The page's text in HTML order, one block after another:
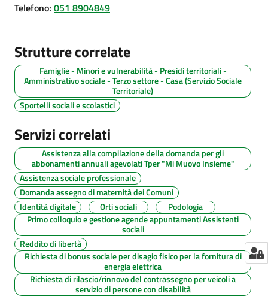
su
Telefono: 051 8904849
Strutture correlate
Famiglie - Minori e vulnerabilità - Presidi territoriali -
Amministrativo sociale - Terzo settore - Casa (Servizio Sociale
Territoriale)
Sportelli sociali e scolastici
Servizi correlati
Assistenza alla compilazione della domanda per gli
abbonamenti annuali agevolati Tper "Mi Muovo Insieme"
Assistenza sociale professionale
Domanda assegno di maternità dei Comuni
Identità digitale
Orti sociali
Podologia
Primo colloquio e gestione agende appuntamenti Assistenti
sociali
Reddito di libertà
Richiesta di bonus sociale per disagio fisico per la fornitura di
energia elettrica
Richiesta di rilascio/rinnovo del contrassegno per veicoli a
servizio di persone con disabilità